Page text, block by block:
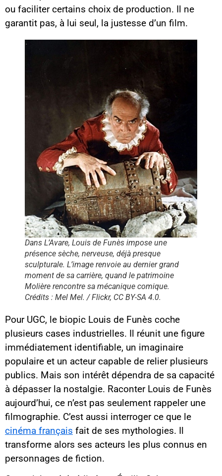
ou faciliter certains choix de production. Il ne
garantit pas, à lui seul, la justesse d’un film.
Dans L’Avare, Louis de Funès impose une
présence sèche, nerveuse, déjà presque
sculpturale. L’image renvoie au dernier grand
moment de sa carrière, quand le patrimoine
Molière rencontre sa mécanique comique.
Crédits : Mel Mel. / Flickr, CC BY-SA 4.0.
Pour UGC, le biopic Louis de Funès coche
plusieurs cases industrielles. Il réunit une figure
immédiatement identifiable, un imaginaire
populaire et un acteur capable de relier plusieurs
publics. Mais son intérêt dépendra de sa capacité
à dépasser la nostalgie. Raconter Louis de Funès
aujourd’hui, ce n’est pas seulement rappeler une
filmographie. C’est aussi interroger ce que le
cinéma français fait de ses mythologies. Il
transforme alors ses acteurs les plus connus en
personnages de fiction.